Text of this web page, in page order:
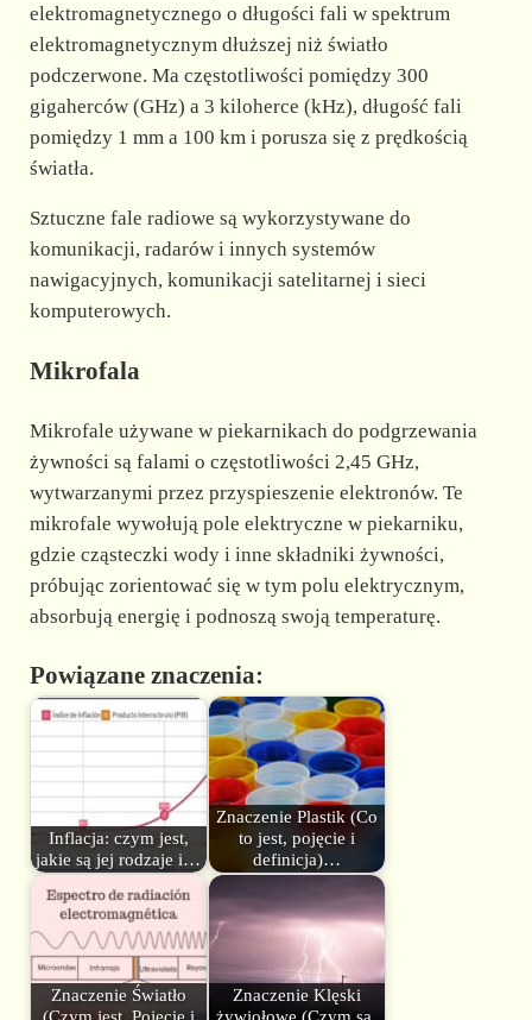
elektromagnetycznego o długości fali w spektrum
elektromagnetycznym dłuższej niż światło
podczerwone. Ma częstotliwości pomiędzy 300
gigaherców (GHz) a 3 kiloherce (kHz), długość fali
pomiędzy 1 mm a 100 km i porusza się z prędkością
światła.
Sztuczne fale radiowe są wykorzystywane do
komunikacji, radarów i innych systemów
nawigacyjnych, komunikacji satelitarnej i sieci
komputerowych.
Mikrofala
Mikrofale używane w piekarnikach do podgrzewania
żywności są falami o częstotliwości 2,45 GHz,
wytwarzanymi przez przyspieszenie elektronów. Te
mikrofale wywołują pole elektryczne w piekarniku,
gdzie cząsteczki wody i inne składniki żywności,
próbując zorientować się w tym polu elektrycznym,
absorbują energię i podnoszą swoją temperaturę.
Powiązane znaczenia:
Inflacja: czym jest,
jakie są jej rodzaje i…
Znaczenie Plastik (Co
to jest, pojęcie i
definicja)…
Znaczenie Światło
Znaczenie Klęski